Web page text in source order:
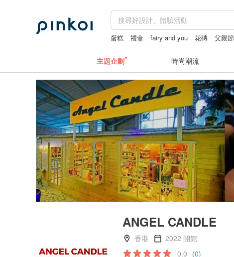
蛋糕 禮盒 fairy and you 花磚 父親節
主題企劃 時尚潮流
ANGEL CANDLE
香港
2022 開館
0.0 (0)